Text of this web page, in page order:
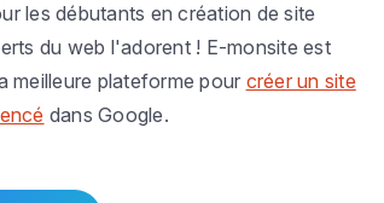
les débutants en création de site
du web l'adorent ! E-monsite est
meilleure plateforme pour créer un site
dans Google.